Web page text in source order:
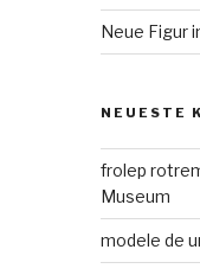
Neue Figur
NEUESTE
frolep
Museum
modele de